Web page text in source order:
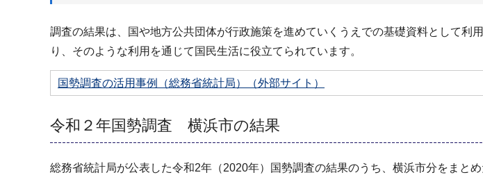
調査の結果は、国や地⽅公共団体が⾏政施策を進めていくうえでの基礎資料として
り、そのような利⽤を通じて国⺠⽣活に役⽴てられています。
国勢調査の活⽤事例（総務省統計局）（外部サイト）
令和２年国勢調査 横浜市の結果
総務省統計局が公表した令和2年（2020年）国勢調査の結果のうち、横浜市分をまとめ